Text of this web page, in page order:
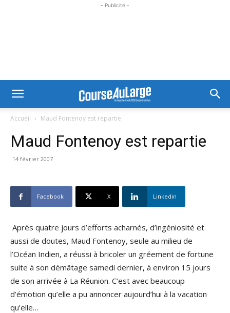
- Publicité -
Accueil Maud Fontenoy est repartie
Maud Fontenoy est repartie
14 février 2007
Facebook X Linkedin
Après quatre jours d’efforts acharnés, d’ingéniosité et
aussi de doutes, Maud Fontenoy, seule au milieu de
l’Océan Indien, a réussi à bricoler un gréement de fortune
suite à son démâtage samedi dernier, à environ 15 jours
de son arrivée à La Réunion. C’est avec beaucoup
d’émotion qu’elle a pu annoncer aujourd’hui à la vacation
qu’elle…